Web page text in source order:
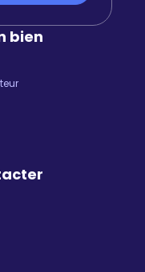
bien